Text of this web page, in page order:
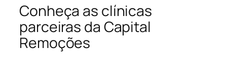
Conheça as clínicas
parceiras da Capital
Remoções